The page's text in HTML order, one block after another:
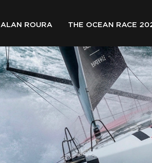
ALAN ROURA THE OCEAN RACE